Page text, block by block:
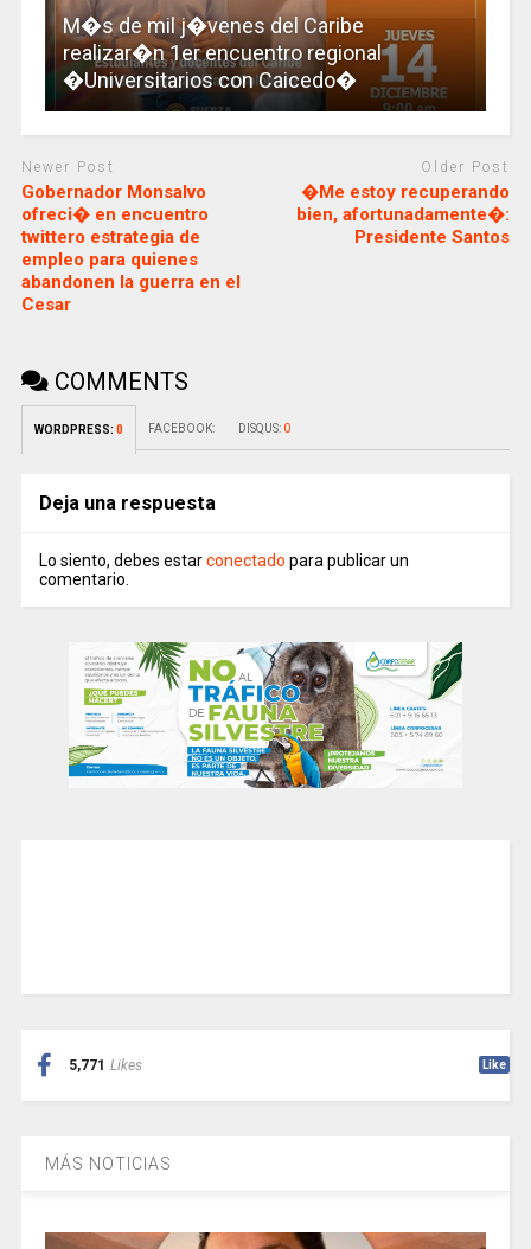
M�s de mil j�venes del Caribe
realizar�n 1er encuentro regional
�Universitarios con Caicedo�
Newer Post
Gobernador Monsalvo
ofreci� en encuentro
twittero estrategia de
empleo para quienes
abandonen la guerra en el
Cesar
Older Post
�Me estoy recuperando
bien, afortunadamente�:
Presidente Santos
COMMENTS
WORDPRESS: 0 FACEBOOK: DISQUS: 0
Deja una respuesta
Lo siento, debes estarconectado para publicar un
comentario.
5,771 Likes Like
MÁS NOTICIAS